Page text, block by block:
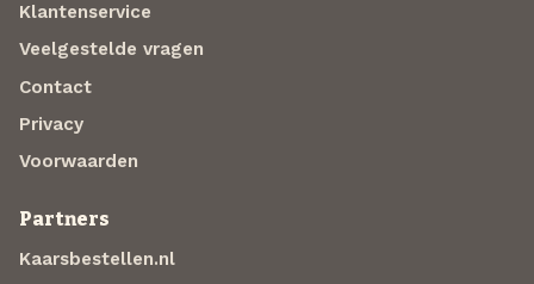
Klantenservice
Veelgestelde vragen
Contact
Privacy
Voorwaarden
Partners
Kaarsbestellen.nl